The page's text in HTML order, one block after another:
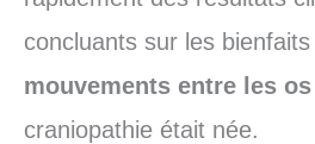
concluants sur les
mouvements entre les
craniopathie était née.